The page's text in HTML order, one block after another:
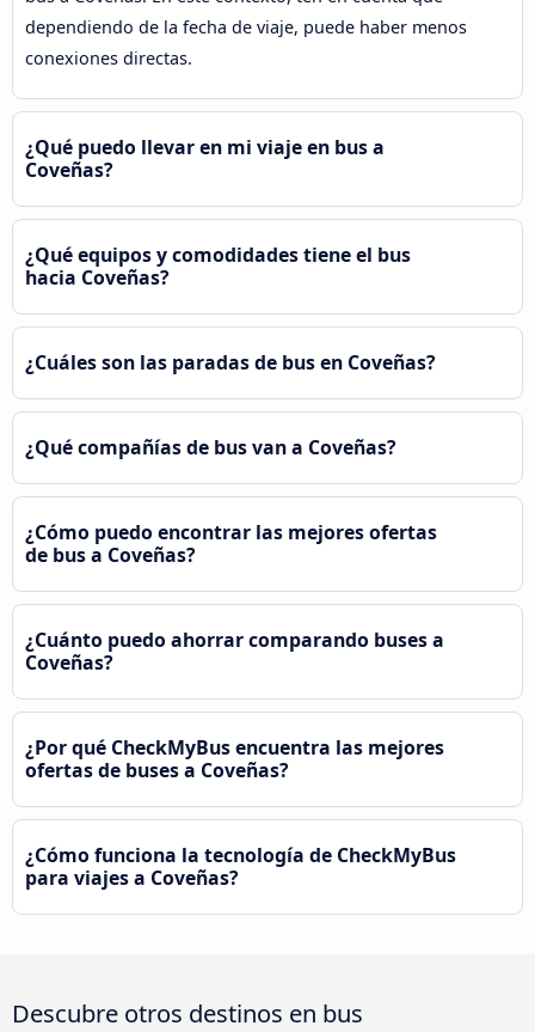
dependiendo de la fecha de viaje, puede haber menos
conexiones directas.
¿Qué puedo llevar en mi viaje en bus a
Coveñas?
¿Qué equipos y comodidades tiene el bus
hacia Coveñas?
¿Cuáles son las paradas de bus en Coveñas?
¿Qué compañías de bus van a Coveñas?
¿Cómo puedo encontrar las mejores ofertas
de bus a Coveñas?
¿Cuánto puedo ahorrar comparando buses a
Coveñas?
¿Por qué CheckMyBus encuentra las mejores
ofertas de buses a Coveñas?
¿Cómo funciona la tecnología de CheckMyBus
para viajes a Coveñas?
Descubre otros destinos en bus